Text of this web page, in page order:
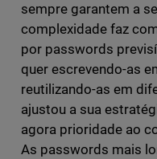
sempre garantem a
complexidade faz
por passwords
quer escrevendo-as
reutilizando-as em
ajustou a sua
agora prioridade ao
As passwords mais